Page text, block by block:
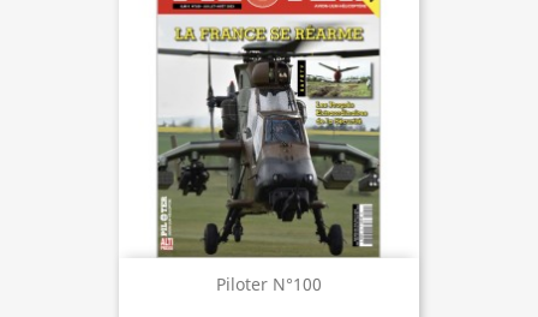
Piloter N°100